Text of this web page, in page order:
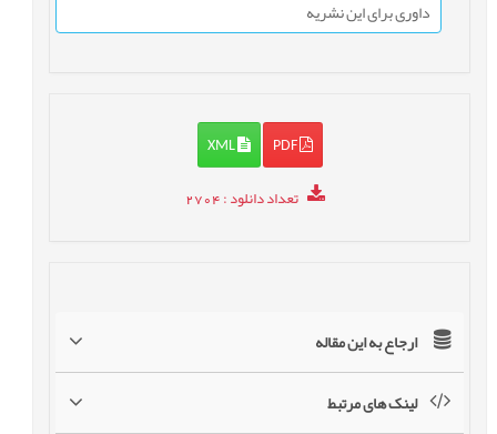
داوری برای این نشریه
PDF
XML
تعداد دانلود: 2704
ارجاع به این مقاله
لینک های مرتبط